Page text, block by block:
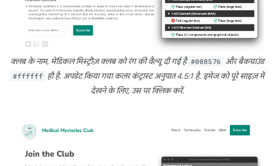
क्लब के नाम, मेडिकल मिस्ट्रीज़ क्लब को रंग की वैल्यू दी गई है #008576 और बैकग्राउंड
#ffffff ही है. अपडेट किया गया कलर कंट्रास्ट अनुपात 4.5:1 है. इमेज को पूरे साइज़ में
देखने के लिए, उस पर क्लिक करें.